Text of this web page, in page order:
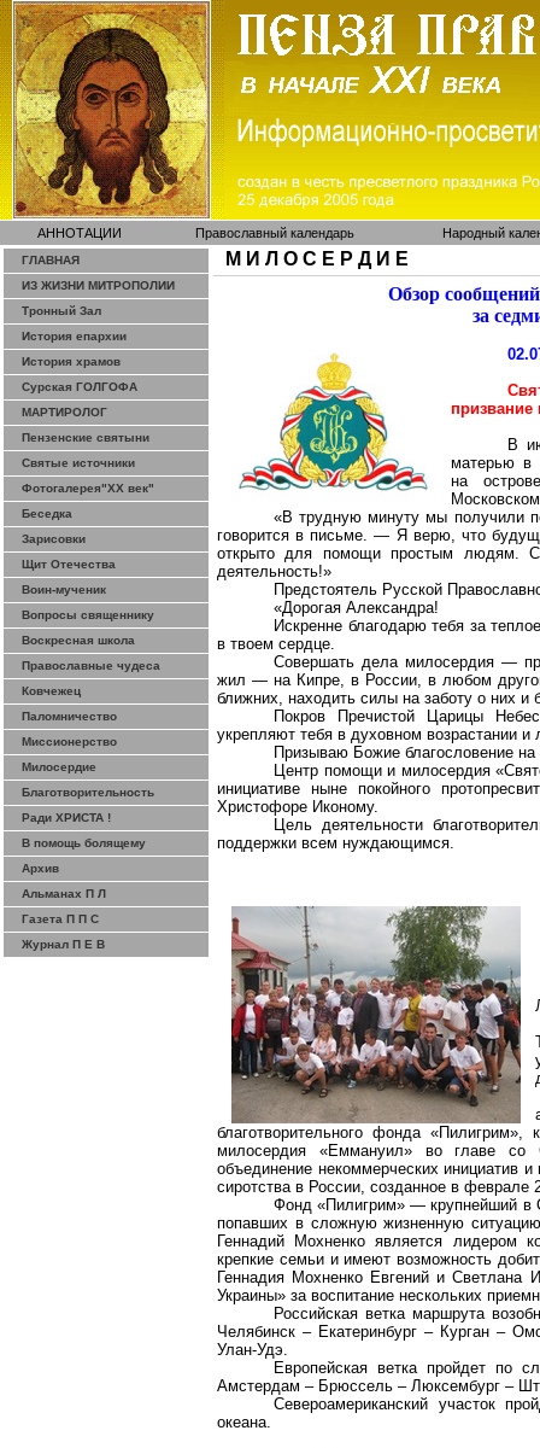
АННОТАЦИИ Православный календарь Народный
ГЛАВНАЯ
ИЗ ЖИЗНИ МИТРОПОЛИИ
Тронный Зал
История епархии
История храмов
Сурская ГОЛГОФА
МАРТИРОЛОГ
Пензенские святыни
Святые источники
Фотогалерея"ХХ век"
Беседка
Зарисовки
Щит Отечества
Воин-мученик
Вопросы священнику
Воскресная школа
Православные чудеса
Ковчежец
Паломничество
Миссионерство
Милосердие
Благотворительность
Ради ХРИСТА !
В помощь болящему
Архив
Альманах П Л
Газета П П С
Журнал П Е В
М И Л О С Е Р Д И Е
Обзор
за
призвание
В
матерью в
на
«В трудную минуту мы получили
говорится в письме. — Я верю, что
открыто для помощи простым людям.
деятельность!»
Предстоятель Русской
«Дорогая Александра!
Искренне благодарю тебя за
в твоем сердце.
Совершать дела милосердия —
жил — на Кипре, в России, в любом
ближних, находить силы на заботу о них и
Покров Пречистой Царицы
укрепляют тебя в духовном возрастании
Призываю Божие благословение
Центр помощи и милосердия
инициативе ныне покойного
Христофоре Иконому.
Цель деятельности
поддержки всем нуждающимся.
благотворительного фонда
милосердия «Еммануил» во главе со
объединение некоммерческих инициатив
сиротства в России, созданное в феврале
Фонд «Пилигрим» — крупнейший в
попавших в сложную жизненную
Геннадий Мохненко является лидером
крепкие семьи и имеют возможность
Геннадия Мохненко Евгений и Светлана
Украины» за воспитание нескольких
Российская ветка маршрута
Челябинск – Екатеринбург – Курган –
Улан-Удэ.
Европейская ветка пройдет
Амстердам – Брюссель – Люксембург –
Североамериканский участок
океана.